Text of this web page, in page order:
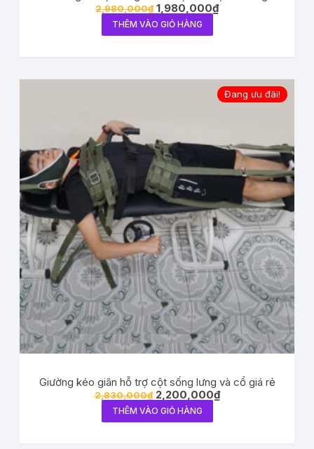
2,980,000₫ 1,980,000₫
THÊM VÀO GIỎ HÀNG
Đang ưu đãi!
Giường kéo giãn hỗ trợ cột sống lưng và cổ giá rẻ
2,830,000₫ 2,200,000₫
THÊM VÀO GIỎ HÀNG